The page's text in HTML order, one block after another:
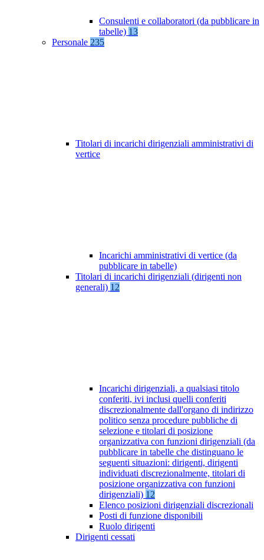
Consulenti e collaboratori (da pubblicare in
tabelle) 13
Personale 235
Titolari di incarichi dirigenziali amministrativi di
vertice
Incarichi amministrativi di vertice (da
pubblicare in tabelle)
Titolari di incarichi dirigenziali (dirigenti non
generali) 12
Incarichi dirigenziali, a qualsiasi titolo
conferiti, ivi inclusi quelli conferiti
discrezionalmente dall'organo di indirizzo
politico senza procedure pubbliche di
selezione e titolari di posizione
organizzativa con funzioni dirigenziali (da
pubblicare in tabelle che distinguano le
seguenti situazioni: dirigenti, dirigenti
individuati discrezionalmente, titolari di
posizione organizzativa con funzioni
dirigenziali) 12
Elenco posizioni dirigenziali discrezionali
Posti di funzione disponibili
Ruolo dirigenti
Dirigenti cessati